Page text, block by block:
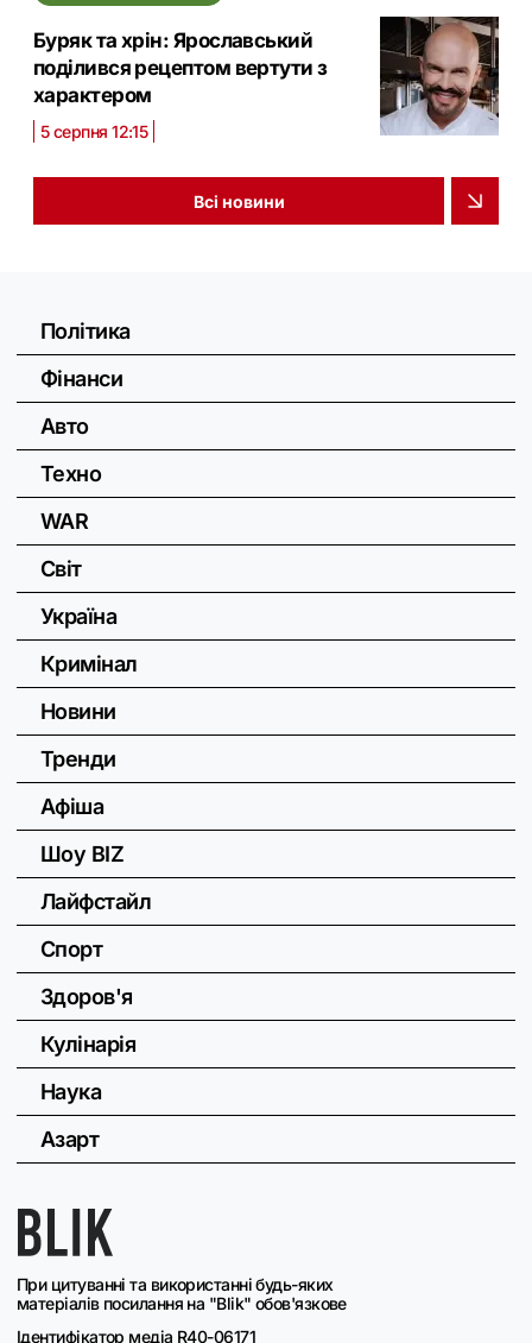
Буряк та хрін: Ярославський
поділився рецептом вертути з
характером
5 серпня 12:15
Всі новини
При цитуванні та використанні будь-яких
матеріалів посилання на "Blik" обов'язкове
Ідентифікатор медіа R40-06171
Політика
Фінанси
Авто
Техно
WAR
Світ
Україна
Кримінал
Новини
Тренди
Афіша
Шоу BIZ
Лайфстайл
Спорт
Здоров'я
Кулінарія
Наука
Азарт